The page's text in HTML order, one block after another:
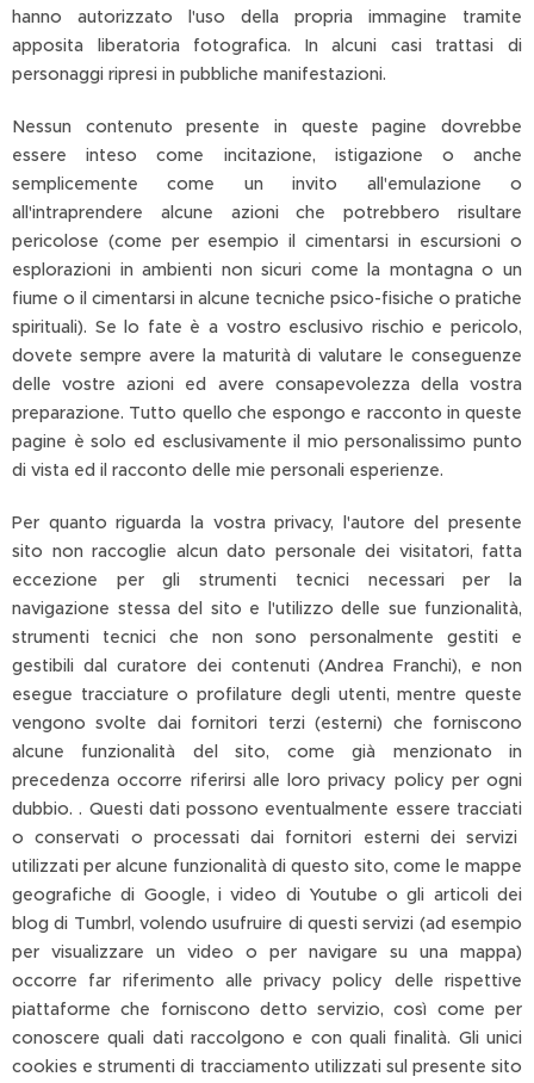
hanno autorizzato l'uso della propria immagine tramite
apposita liberatoria fotografica. In alcuni casi trattasi di
personaggi ripresi in pubbliche manifestazioni.
Nessun contenuto presente in queste pagine dovrebbe
essere inteso come incitazione, istigazione o anche
semplicemente come un invito all'emulazione o
all'intraprendere alcune azioni che potrebbero risultare
pericolose (come per esempio il cimentarsi in escursioni o
esplorazioni in ambienti non sicuri come la montagna o un
fiume o il cimentarsi in alcune tecniche psico-fisiche o pratiche
spirituali). Se lo fate è a vostro esclusivo rischio e pericolo,
dovete sempre avere la maturità di valutare le conseguenze
delle vostre azioni ed avere consapevolezza della vostra
preparazione. Tutto quello che espongo e racconto in queste
pagine è solo ed esclusivamente il mio personalissimo punto
di vista ed il racconto delle mie personali esperienze.
Per quanto riguarda la vostra privacy, l'autore del presente
sito non raccoglie alcun dato personale dei visitatori, fatta
eccezione per gli strumenti tecnici necessari per la
navigazione stessa del sito e l'utilizzo delle sue funzionalità,
strumenti tecnici che non sono personalmente gestiti e
gestibili dal curatore dei contenuti (Andrea Franchi), e non
esegue tracciature o profilature degli utenti, mentre queste
vengono svolte dai fornitori terzi (esterni) che forniscono
alcune funzionalità del sito, come già menzionato in
precedenza occorre riferirsi alle loro privacy policy per ogni
dubbio. . Questi dati possono eventualmente essere tracciati
o conservati o processati dai fornitori esterni dei servizi
utilizzati per alcune funzionalità di questo sito, come le mappe
geografiche di Google, i video di Youtube o gli articoli dei
blog di Tumbrl, volendo usufruire di questi servizi (ad esempio
per visualizzare un video o per navigare su una mappa)
occorre far riferimento alle privacy policy delle rispettive
piattaforme che forniscono detto servizio, così come per
conoscere quali dati raccolgono e con quali finalità. Gli unici
cookies e strumenti di tracciamento utilizzati sul presente sito